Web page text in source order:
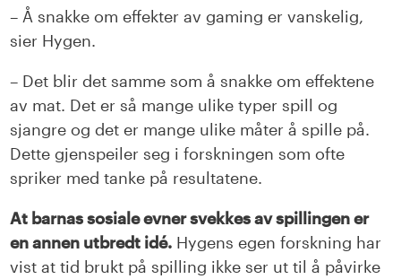
– Å snakke om effekter av gaming er vanskelig,
sier Hygen.
– Det blir det samme som å snakke om effektene
av mat. Det er så mange ulike typer spill og
sjangre og det er mange ulike måter å spille på.
Dette gjenspeiler seg i forskningen som ofte
spriker med tanke på resultatene.
At barnas sosiale evner svekkes av spillingen er
en annen utbredt idé. Hygens egen forskning har
vist at tid brukt på spilling ikke ser ut til å påvirke